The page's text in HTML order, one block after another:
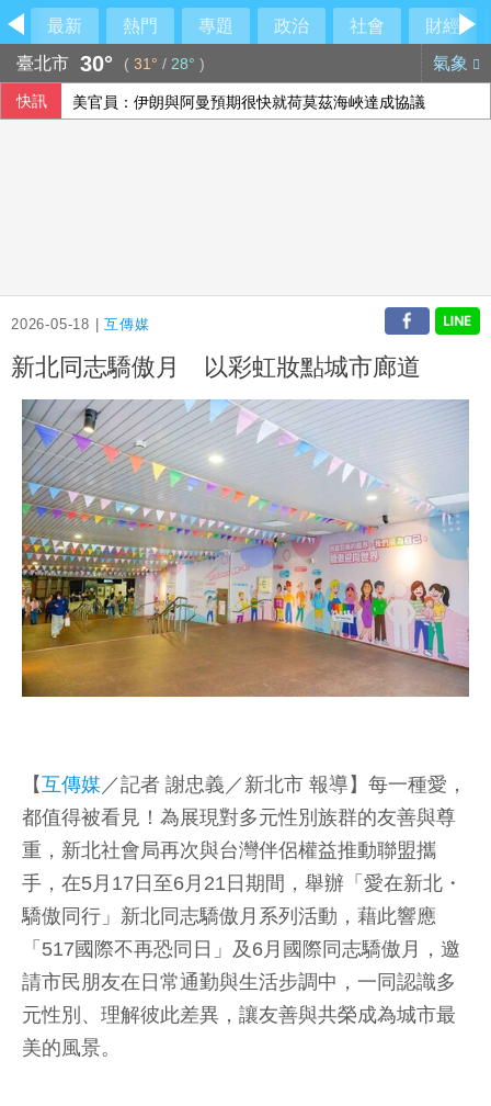
最新 熱門 專題 政治 社會
財經
臺北市 30° ( 31° / 28° ) 氣象
快訊 美官員：伊朗與阿曼預期很快就荷莫茲海峽達成協議
2026-05-18 |互傳媒
新北同志驕傲月 以彩虹妝點城市廊道
【互傳媒 ／記者 謝忠義／新北市 報導】每一種愛，
都值得被看見！為展現對多元性別族群的友善與尊
重，新北社會局再次與台灣伴侶權益推動聯盟攜
手，在5月17日至6月21日期間，舉辦「愛在新北・
驕傲同行」新北同志驕傲月系列活動，藉此響應
「517國際不再恐同日」及6月國際同志驕傲月，邀
請市民朋友在日常通勤與生活步調中，一同認識多
元性別、理解彼此差異，讓友善與共榮成為城市最
美的風景。